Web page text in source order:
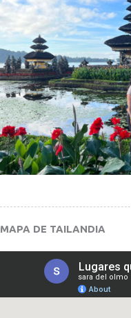
MAPA DE TAILANDIA